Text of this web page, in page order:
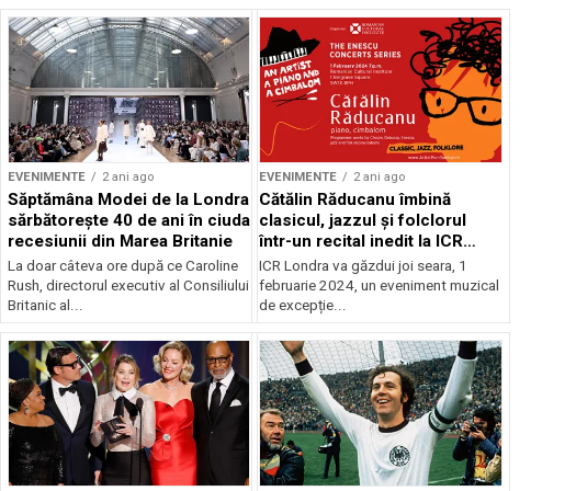
EVENIMENTE 2 ani ago
Săptămâna Modei de la Londra
sărbătorește 40 de ani în ciuda
recesiunii din Marea Britanie
La doar câteva ore după ce Caroline
Rush, directorul executiv al Consiliului
Britanic al...
EVENIMENTE 2 ani ago
Cătălin Răducanu îmbină
clasicul, jazzul și folclorul
într-un recital inedit la ICR
Londra
ICR Londra va găzdui joi seara, 1
februarie 2024, un eveniment muzical
de excepție...